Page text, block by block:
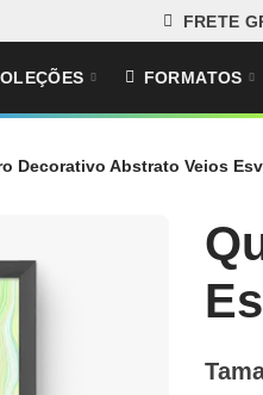
FRETE
FORMATOS
Decorativo Abstrato Veios